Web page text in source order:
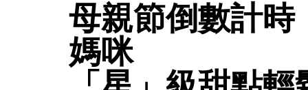
母親節倒數計時
媽咪